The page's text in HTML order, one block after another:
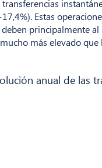
Estas
principalmente
más elevado
anual de las